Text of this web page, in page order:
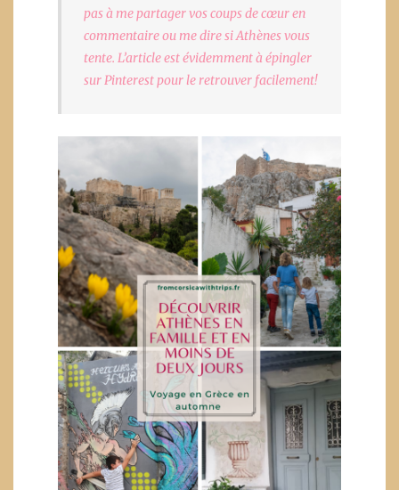
pas à me partager vos coups de cœur en
commentaire ou me dire si Athènes vous
tente. L’article est évidemment à épingler
sur Pinterest pour le retrouver facilement!